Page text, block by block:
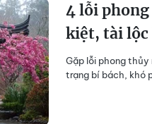
4 lỗi
kiệt, tài lộc
Gặp lỗi phong thủy
trạng bí bách, khó